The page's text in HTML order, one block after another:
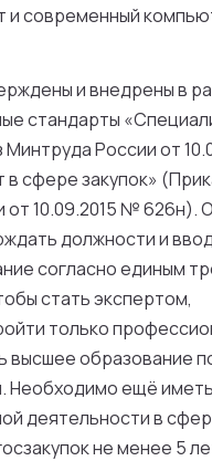
и современный
и внедрены в
стандарты
Минтруда России от
сфере закупок»
от 10.09.2015 № 626н).
должности и
согласно единым
стать экспертом,
только
высшее образование
Необходимо ещё
деятельности в
не менее 5